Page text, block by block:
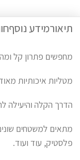
תיאורמידע נוסף
מחפשים פתרון קל
מטליות איכותיות
הדרך הקלה והיעילה
מתאים למשטחים
פלסטיק, עוד ועוד.